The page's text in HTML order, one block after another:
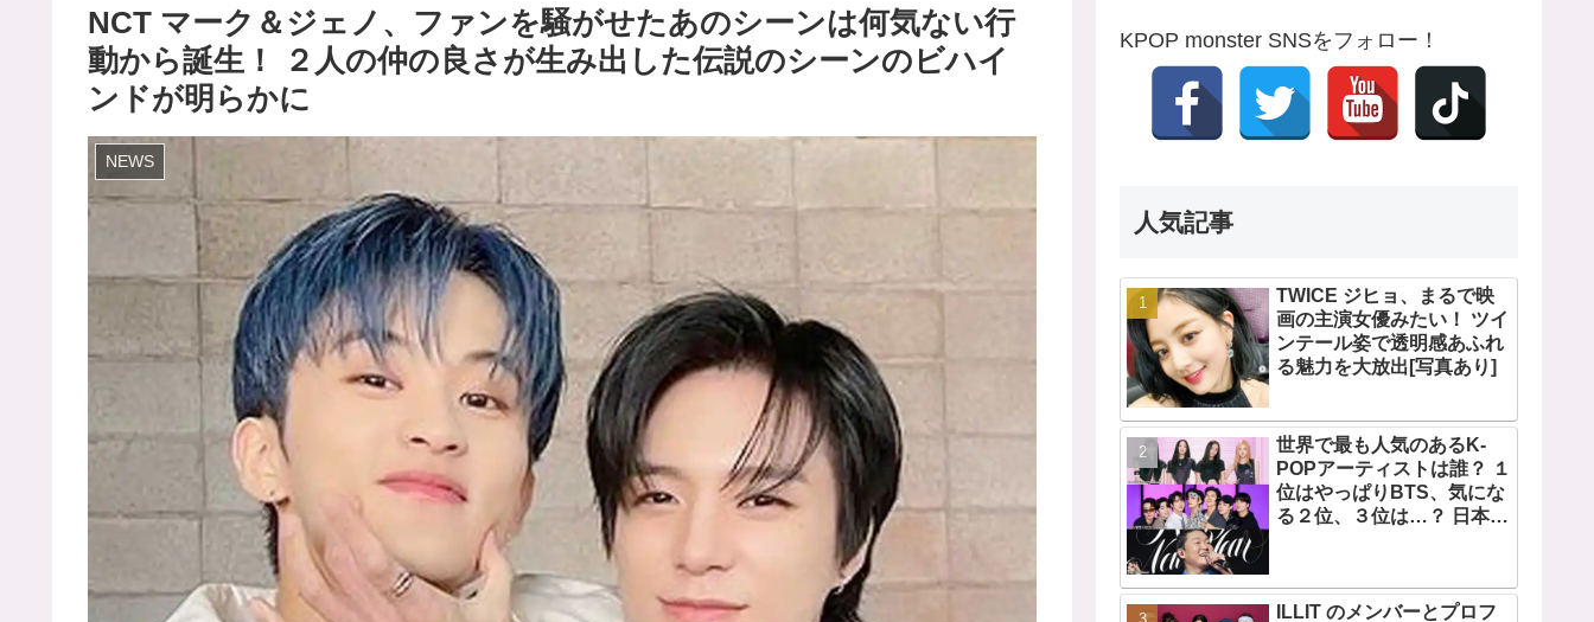
NCT マーク＆ジェノ、ファンを騒がせたあのシーンは何気ない行
動から誕生！ ２人の仲の良さが生み出した伝説のシーンのビハイ
ンドが明らかに
NEWS
KPOP monster SNSをフォロー！
人気記事
TWICE ジヒョ、まるで映
画の主演女優みたい！ ツイ
ンテール姿で透明感あふれ
る魅力を大放出[写真あり]
世界で最も人気のあるK-
POPアーティストは誰？ １
位はやっぱりBTS、気にな
る２位、３位は…？ 日本の
の個性あふれるデータに注
目殺到
ILLIT のメンバーとプロフ